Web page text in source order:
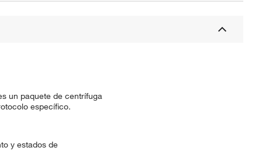
un paquete de centrífuga
específico.
y estados de